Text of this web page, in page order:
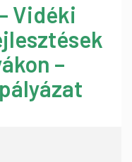
Vidéki
–